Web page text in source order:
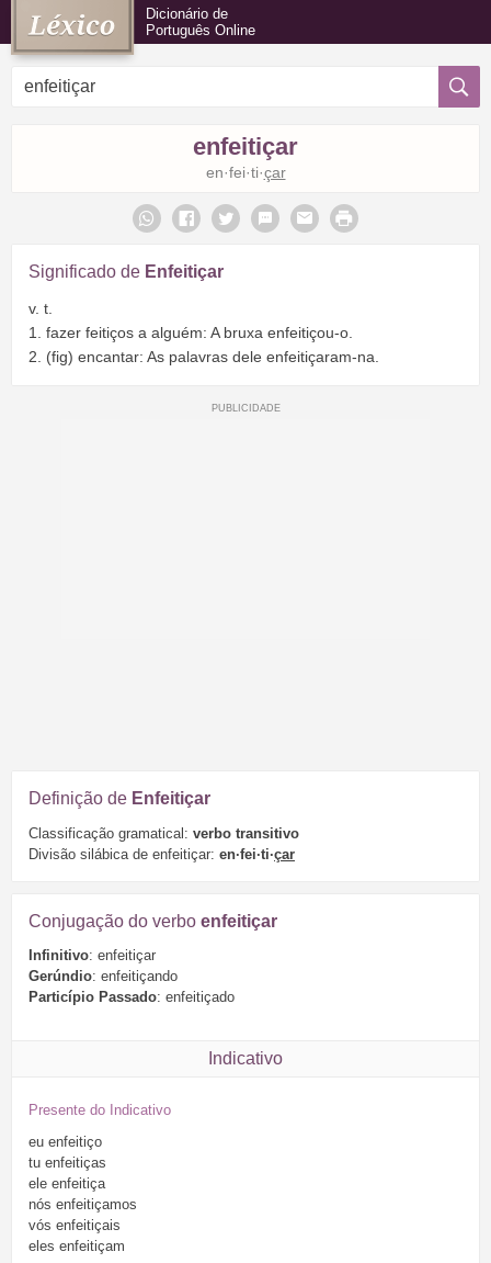
Dicionário de
Português Online
enfeitiçar
en·fei·ti·çar
Significado de Enfeitiçar
v. t.
1. fazer feitiços a alguém: A bruxa enfeitiçou-o.
2. (fig) encantar: As palavras dele enfeitiçaram-na.
Definição de Enfeitiçar
Classificação gramatical: verbo transitivo
Divisão silábica de enfeitiçar: en·fei·ti·çar
Conjugação do verbo enfeitiçar
Infinitivo: enfeitiçar
Gerúndio: enfeitiçando
Particípio Passado: enfeitiçado
Indicativo
Presente do Indicativo
eu enfeitiço
tu enfeitiças
ele enfeitiça
nós enfeitiçamos
vós enfeitiçais
eles enfeitiçam